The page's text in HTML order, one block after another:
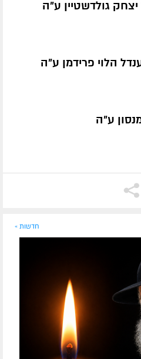
גולדשטיין ע״ה
הלוי פרידמן ע״ה
ע״ה
חדשות »